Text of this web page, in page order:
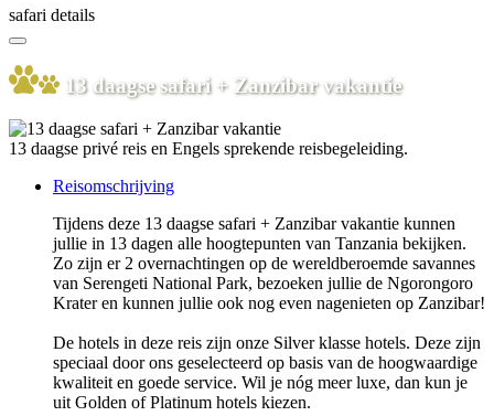
safari details
13 daagse safari + Zanzibar vakantie
13 daagse privé reis en Engels sprekende reisbegeleiding.
Reisomschrijving
Tijdens deze 13 daagse safari + Zanzibar vakantie kunnen
jullie in 13 dagen alle hoogtepunten van Tanzania bekijken.
Zo zijn er 2 overnachtingen op de wereldberoemde savannes
van Serengeti National Park, bezoeken jullie de Ngorongoro
Krater en kunnen jullie ook nog even nagenieten op Zanzibar!
De hotels in deze reis zijn onze Silver klasse hotels. Deze zijn
speciaal door ons geselecteerd op basis van de hoogwaardige
kwaliteit en goede service. Wil je nóg meer luxe, dan kun je
uit Golden of Platinum hotels kiezen.